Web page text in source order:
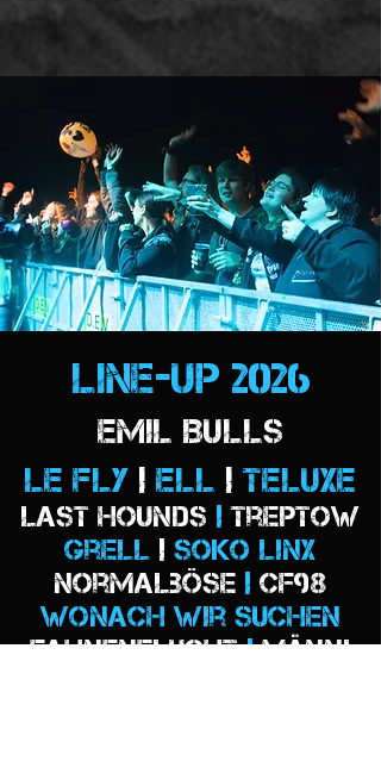
Line-UP 2026
Emil BULLS
LE fly | ELL | Teluxe
Last Hounds | Treptow
Grell | ​ Soko Linx
Normalböse | CF98
Wonach Wir Suchen
Fahnenflucht|Männi